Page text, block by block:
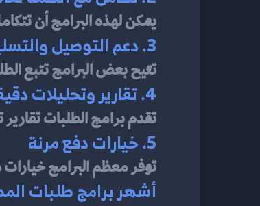
يمكن لهذه البرامج أن
3. دعم التوصيل والتسليم
تتيح بعض البرامج تتبع
4. تقارير وتحليلات دقيقة
تقدم برامج الطلبات
5. خيارات دفع مرنة
توفر معظم البرامج خيارات
أشهر برامج طلبات